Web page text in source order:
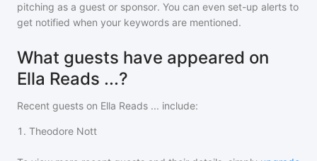
pitching as a guest or sponsor. You can even set-up alerts to
get notified when your keywords are mentioned.
What guests have appeared on
Ella Reads ...?
Recent guests on Ella Reads ... include:
1 . Theodore Nott